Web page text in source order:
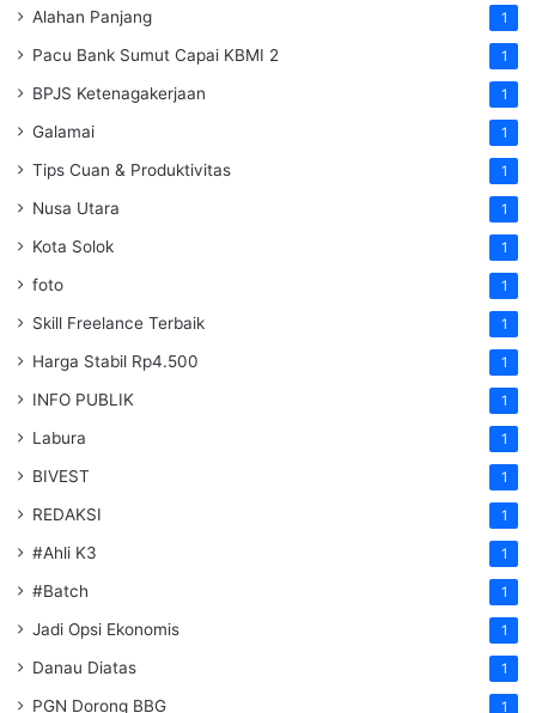
Alahan Panjang 1
Pacu Bank Sumut Capai KBMI 2 1
BPJS Ketenagakerjaan 1
Galamai 1
Tips Cuan & Produktivitas 1
Nusa Utara 1
Kota Solok 1
foto 1
Skill Freelance Terbaik 1
Harga Stabil Rp4.500 1
INFO PUBLIK 1
Labura 1
BIVEST 1
REDAKSI 1
#Ahli K3 1
#Batch 1
Jadi Opsi Ekonomis 1
Danau Diatas 1
PGN Dorong BBG 1